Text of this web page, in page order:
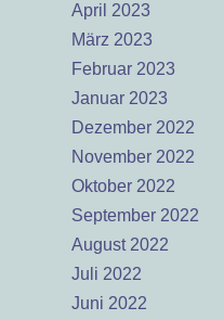
April 2023
März 2023
Februar 2023
Januar 2023
Dezember 2022
November 2022
Oktober 2022
September 2022
August 2022
Juli 2022
Juni 2022